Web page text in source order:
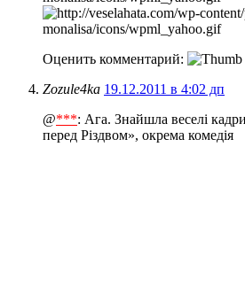
Оценить комментарий:
Zozule4ka 19.12.2011 в 4:02 дп
@***: Ага. Знайшла веселі
перед Різдвом», окрема комедія